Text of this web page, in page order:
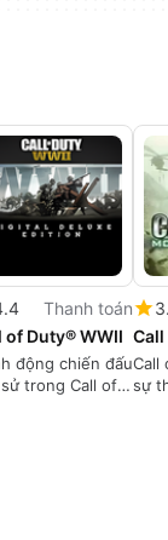
Thanh toán
of Duty® WWII
động chiến đấu
trong Call of
Call
sự